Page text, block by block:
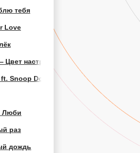
тебя
Love
настроения синий
Snoop Dogg
Люби
раз
дождь